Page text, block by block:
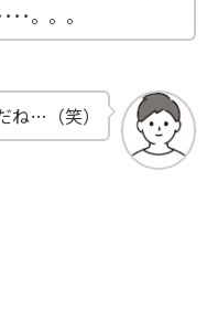
･。。。
ね…（笑）